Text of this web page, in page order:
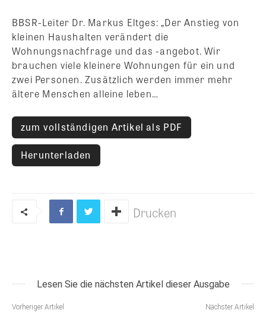
BBSR-Leiter Dr. Markus Eltges: „Der Anstieg von
kleinen Haushalten verändert die
Wohnungsnachfrage und das -angebot. Wir
brauchen viele kleinere Wohnungen für ein und
zwei Personen. Zusätzlich werden immer mehr
ältere Menschen alleine leben…
zum vollständigen Artikel als PDF
Herunterladen
Drucken
Lesen Sie die nächsten Artikel dieser Ausgabe
Vorheriger Artikel Nächster Artikel